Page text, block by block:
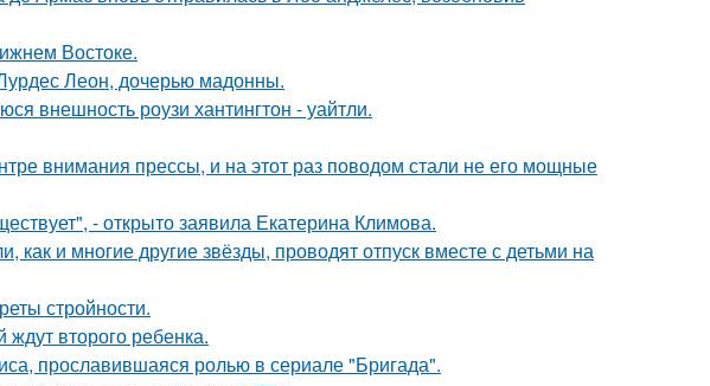
Востоке.
Леон, дочерью мадонны.
внешность роузи хантингтон - уайтли.
внимания прессы, и на этот раз поводом стали не его мощные
- открыто заявила Екатерина Климова.
как и многие другие звёзды, проводят отпуск вместе с детьми на
стройности.
второго ребенка.
прославившаяся ролью в сериале "Бригада".